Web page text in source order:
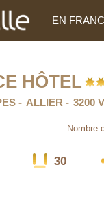
EN
HÔTEL
ALLIER 3200
Nombre
30